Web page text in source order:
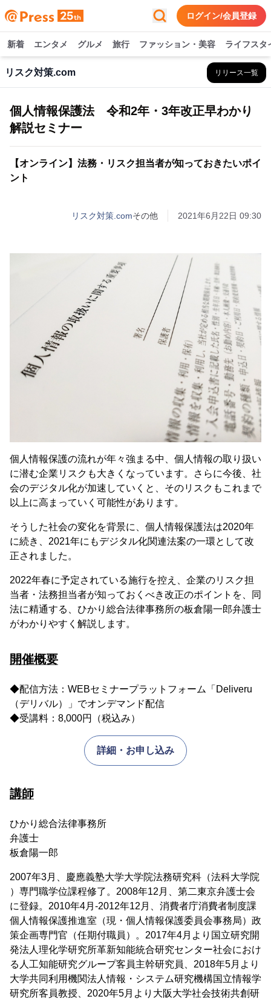
ログイン/会員登録
新着 エンタメ グルメ 旅行 ファッション・美容 ライフスタ
リスク対策.com リリース一覧
個人情報保護法 令和2年・3年改正早わかり
解説セミナー
【オンライン】法務・リスク担当者が知っておきたいポイ
ント
リスク対策.comその他 2021年6月22日 09:30
個人情報保護の流れが年々強まる中、個人情報の取り扱い
に潜む企業リスクも大きくなっています。さらに今後、社
会のデジタル化が加速していくと、そのリスクもこれまで
以上に高まっていく可能性があります。
そうした社会の変化を背景に、個人情報保護法は2020年
に続き、2021年にもデジタル化関連法案の一環として改
正されました。
2022年春に予定されている施行を控え、企業のリスク担
当者・法務担当者が知っておくべき改正のポイントを、同
法に精通する、ひかり総合法律事務所の板倉陽一郎弁護士
がわかりやすく解説します。
開催概要
◆配信方法：WEBセミナープラットフォーム「Deliveru
（デリバル）」でオンデマンド配信
◆受講料：8,000円（税込み）
詳細・お申し込み
講師
ひかり総合法律事務所
弁護士
板倉陽一郎
2007年3月、慶應義塾大学大学院法務研究科（法科大学院
）専門職学位課程修了。2008年12月、第二東京弁護士会
に登録。2010年4月-2012年12月、消費者庁消費者制度課
個人情報保護推進室（現・個人情報保護委員会事務局）政
策企画専門官（任期付職員）。2017年4月より国立研究開
発法人理化学研究所革新知能統合研究センター社会におけ
る人工知能研究グループ客員主幹研究員、2018年5月より
大学共同利用機関法人情報・システム研究機構国立情報学
研究所客員教授、2020年5月より大阪大学社会技術共創研